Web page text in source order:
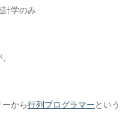
学のみ
から行列プログラマーという